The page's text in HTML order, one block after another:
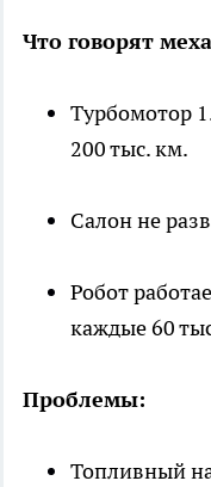
Что говорят
Турбомотор
200 тыс. км.
Салон не
Робот
каждые 60
Проблемы:
Топливный